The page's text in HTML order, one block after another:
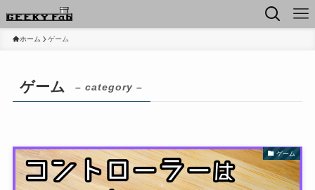
ホーム ゲーム
ゲーム – category –
ゲーム